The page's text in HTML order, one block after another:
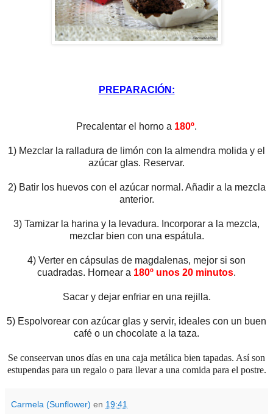
PREPARACIÓN:
Precalentar el horno a 180º.
1) Mezclar la ralladura de limón con la almendra molida y el
azúcar glas. Reservar.
2) Batir los huevos con el azúcar normal. Añadir a la mezcla
anterior.
3) Tamizar la harina y la levadura. Incorporar a la mezcla,
mezclar bien con una espátula.
4) Verter en cápsulas de magdalenas, mejor si son
cuadradas. Hornear a 180º unos 20 minutos.
Sacar y dejar enfriar en una rejilla.
5) Espolvorear con azúcar glas y servir, ideales con un buen
café o un chocolate a la taza.
Se conseervan unos días en una caja metálica bien tapadas. Así son
estupendas para un regalo o para llevar a una comida para el postre.
Carmela (Sunflower) en 19:41